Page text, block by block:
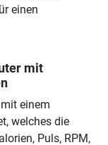
einen
mit
einem
welches die
Puls, RPM,